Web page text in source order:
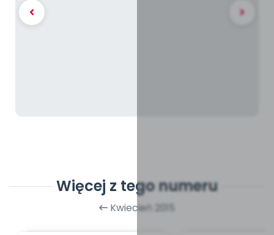
Więcej z tego numeru
Kwiecień 2015